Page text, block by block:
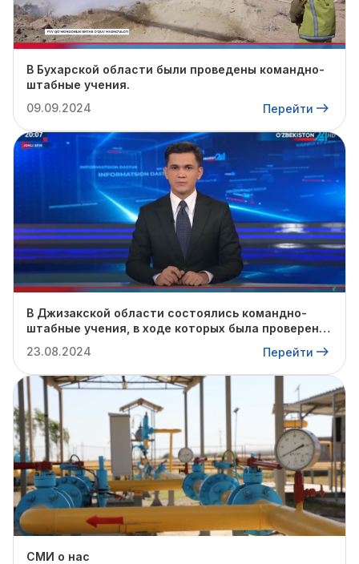
В Бухарской области были проведены командно-
штабные учения.
09.09.2024
Перейти
В Джизакской области состоялись командно-
штабные учения, в ходе которых была проверена
осенне-зимнему сезону.
23.08.2024 Перейти
СМИ о нас